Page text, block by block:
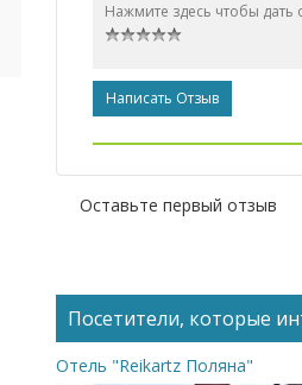
Нажмите здесь чтобы дать
Написать Отзыв
Оставьте первый отзыв
Посетители, которые
Отель "Reikartz Поляна"